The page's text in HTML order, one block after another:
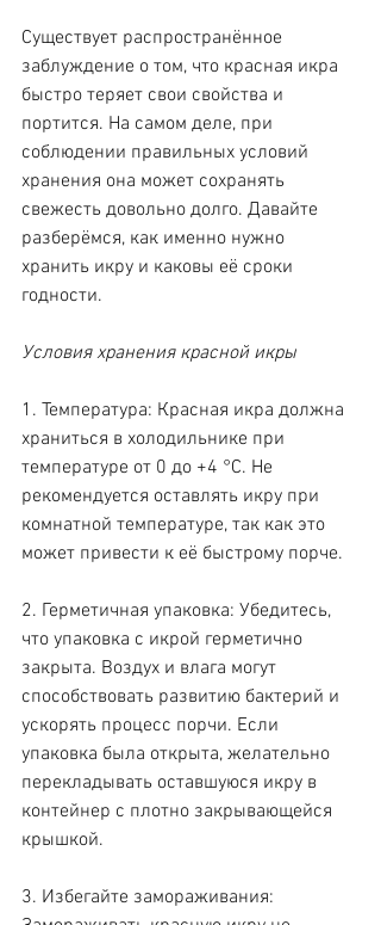
Существует распространённое
заблуждение о том, что красная икра
быстро теряет свои свойства и
портится. На самом деле, при
соблюдении правильных условий
хранения она может сохранять
свежесть довольно долго. Давайте
разберёмся, как именно нужно
хранить икру и каковы её сроки
годности.
Условия хранения красной икры
1. Температура: Красная икра должна
храниться в холодильнике при
температуре от 0 до +4 °C. Не
рекомендуется оставлять икру при
комнатной температуре, так как это
может привести к её быстрому порче.
2. Герметичная упаковка: Убедитесь,
что упаковка с икрой герметично
закрыта. Воздух и влага могут
способствовать развитию бактерий и
ускорять процесс порчи. Если
упаковка была открыта, желательно
перекладывать оставшуюся икру в
контейнер с плотно закрывающейся
крышкой.
3. Избегайте замораживания: